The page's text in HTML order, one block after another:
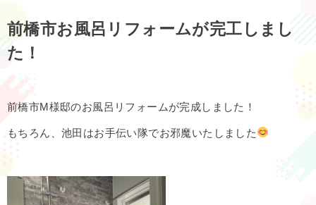
前橋市お風呂リフォームが完工しまし
た！
前橋市M様邸のお風呂リフォームが完成しました！
もちろん、池田はお手伝い隊でお邪魔いたしました